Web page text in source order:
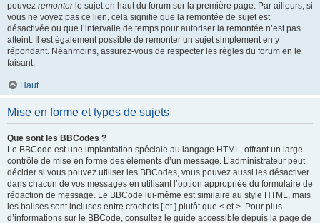
pouvez remonterle sujet en haut du forum sur la première page. Par ailleurs, si
vous ne voyez pas ce lien, cela signifie que la remontée de sujet est
désactivée ou que l’intervalle de temps pour autoriser la remontée n’est pas
atteint. Il est également possible de remonter un sujet simplement en y
répondant. Néanmoins, assurez-vous de respecter les règles du forum en le
faisant.
Haut
Mise en forme et types de sujets
Que sont les BBCodes ?
Le BBCode est une implantation spéciale au langage HTML, offrant un large
contrôle de mise en forme des éléments d’un message. L’administrateur peut
décider si vous pouvez utiliser les BBCodes, vous pouvez aussi les désactiver
dans chacun de vos messages en utilisant l’option appropriée du formulaire de
rédaction de message. Le BBCode lui-même est similaire au style HTML, mais
les balises sont incluses entre crochets [ et ] plutôt que < et >. Pour plus
d’informations sur le BBCode, consultez le guide accessible depuis la page de